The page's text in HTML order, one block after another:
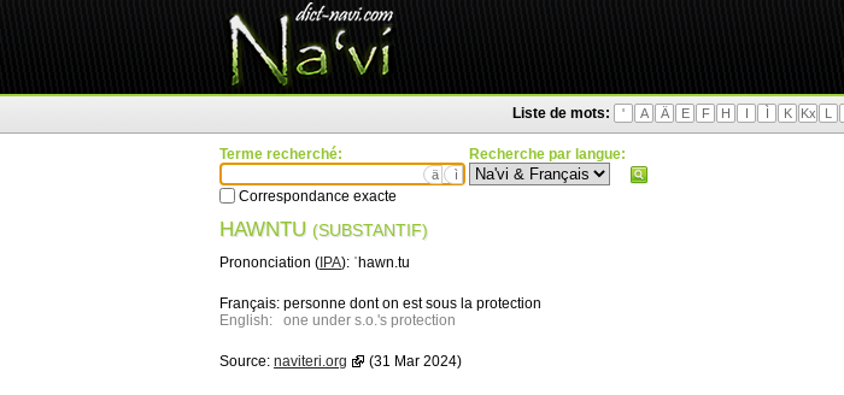
Liste de mots: ' A Ä E F H I Ì K Kx L
Terme recherché:
ä ì
Correspondance exacte
Recherche par langue:
HAWNTU (SUBSTANTIF)
Prononciation ( IPA): ˈhawn.tu
Français: personne dont on est sous la protection
English:
one under s.o.'s protection
Source: naviteri.org (31 Mar 2024)